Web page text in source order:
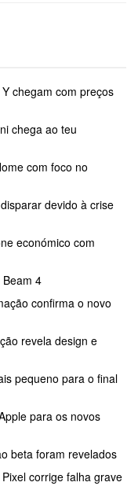
chegam com preços
chega ao teu
com foco no
devido à crise
económico com
4
confirma o novo
revela design e
pequeno para o final
para os novos
beta foram revelados
corrige falha grave